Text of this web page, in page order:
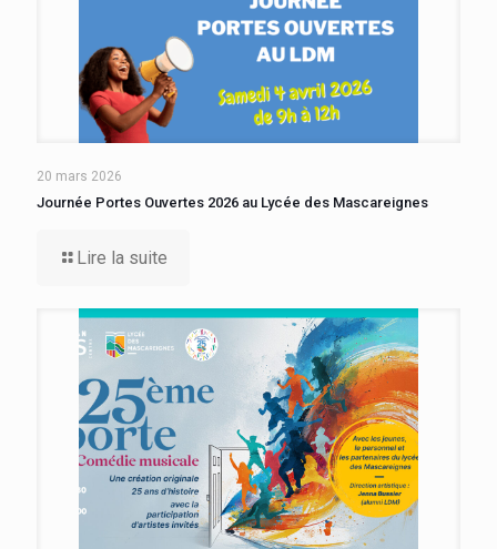
20 mars 2026
Journée Portes Ouvertes 2026 au Lycée des Mascareignes
Lire la suite